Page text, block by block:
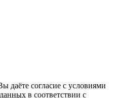
даёте согласие c условиями
в соответствии с